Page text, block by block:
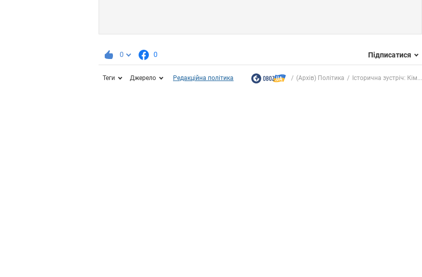
0 0 Підписатися
Теги Джерело Редакційна політика (Архів) Політика Історична зустріч: Кім...